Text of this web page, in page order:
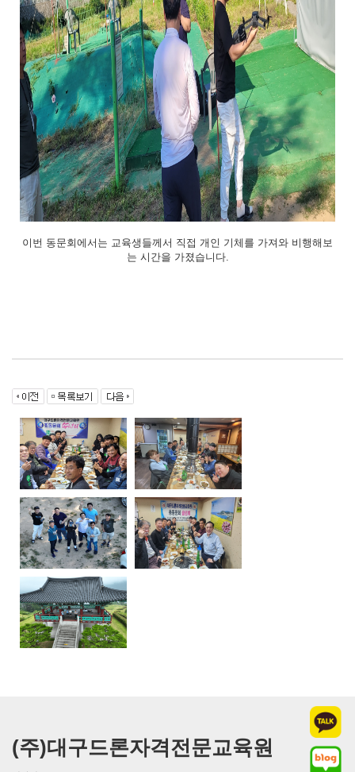
이번 동문회에서는 교육생들께서 직접 개인 기체를 가져와 비행해보
는 시간을 가졌습니다.
(주)대구드론자격전문교육원